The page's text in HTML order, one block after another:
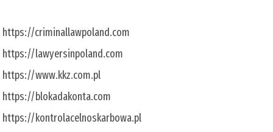
https://criminallawpoland.com
https://lawyersinpoland.com
https://www.kkz.com.pl
https://blokadakonta.com
https://kontrolacelnoskarbowa.pl